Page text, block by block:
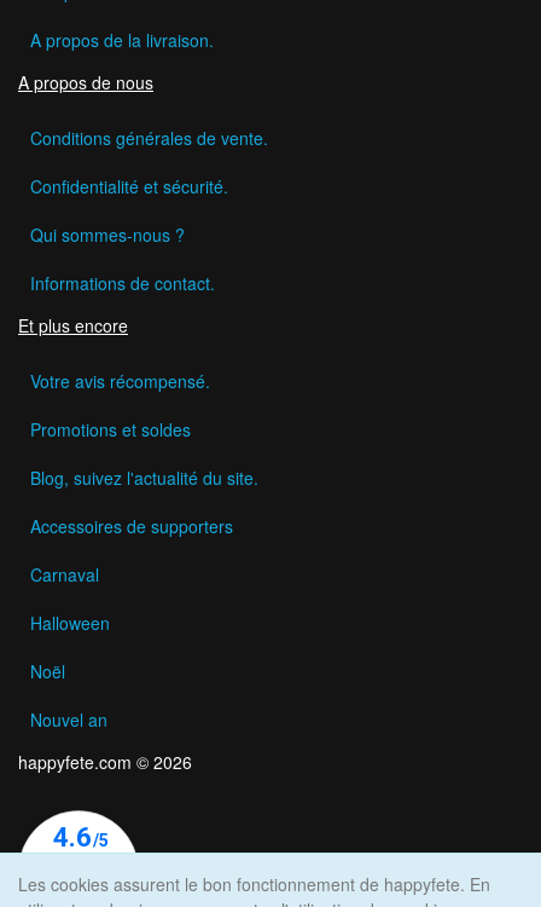
A propos de la livraison.
A propos de nous
Conditions générales de vente.
Confidentialité et sécurité.
Qui sommes-nous ?
Informations de contact.
Et plus encore
Votre avis récompensé.
Promotions et soldes
Blog, suivez l'actualité du site.
Accessoires de supporters
Carnaval
Halloween
Noël
Nouvel an
happyfete.com © 2026
Les cookies assurent le bon fonctionnement de happyfete. En